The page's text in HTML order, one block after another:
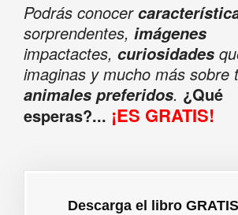
Podrás conocer
sorprendentes, imágenes
impactactes, curiosidades
imaginas y mucho más sobre
animales preferidos. ¿Qué
esperas?... ¡ES GRATIS!
Descarga el libro GRATIS